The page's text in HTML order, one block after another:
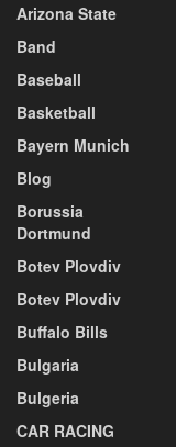
Arizona State
Band
Baseball
Basketball
Bayern Munich
Blog
Borussia
Dortmund
Botev Plovdiv
Botev Plovdiv
Buffalo Bills
Bulgaria
Bulgeria
CAR RACING